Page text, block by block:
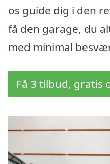
os guide dig i den
få den garage, du
med minimal
Få 3 tilbud, gratis